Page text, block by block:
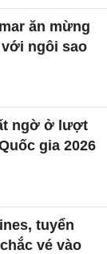
ăn mừng
ngôi sao
ngờ ở lượt
gia 2026
tuyển
vé vào